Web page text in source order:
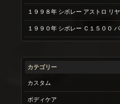
１９９８年 シボレー アストロ リ
１９９０年 シボレー Ｃ１５００
カテゴリー
カスタム
ボディケア